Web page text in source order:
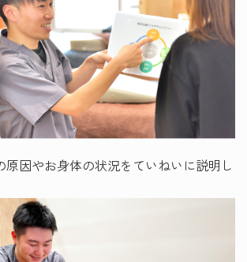
原因やお身体の状況をていねいに説明し